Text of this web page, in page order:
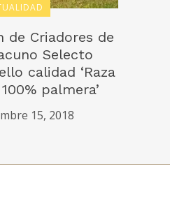
de Criadores de
Selecto
calidad ‘Raza
palmera’
15, 2018